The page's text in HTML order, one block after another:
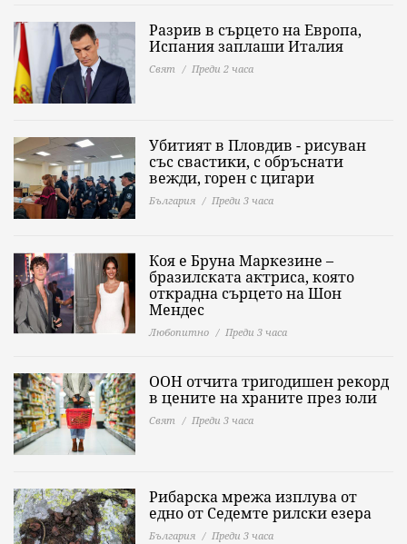
Разрив в сърцето на Европа,
Испания заплаши Италия
Свят Преди 2 часа
Убитият в Пловдив - рисуван
със свастики, с обръснати
вежди, горен с цигари
България Преди 3 часа
Коя е Бруна Маркезине –
бразилската актриса, която
открадна сърцето на Шон
Мендес
Любопитно Преди 3 часа
ООН отчита тригодишен рекорд
в цените на храните през юли
Свят Преди 3 часа
Рибарска мрежа изплува от
едно от Седемте рилски езера
България Преди 3 часа